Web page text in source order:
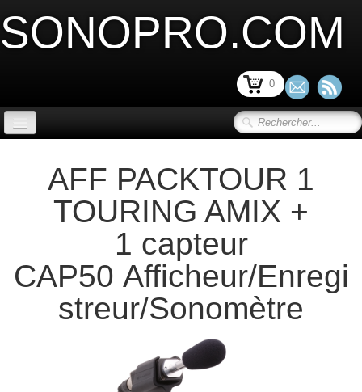
SONOPRO.COM
0
SONORISATION SCENE et VIDEO ▼
LIMITATION ACOUSTIQUE▼
SONORISATION INSTALLATION ▼
SONORISATION PORTABLE▼
DISCO / DJ PARTY / RADIO ▼
AFF PACKTOUR 1
TOURING AMIX +
1 capteur
CAP50 Afficheur/Enregi
streur/Sonomètre